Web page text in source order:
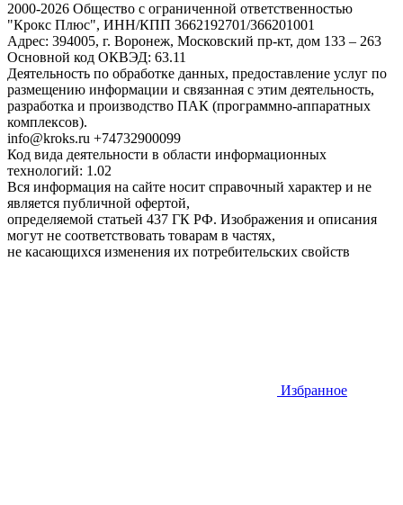
2000-2026 Общество с ограниченной ответственностью
"Крокс Плюс", ИНН/КПП 3662192701/366201001
Адрес: 394005, г. Воронеж, Московский пр-кт, дом 133 – 263
Основной код ОКВЭД: 63.11
Деятельность по обработке данных, предоставление услуг по
размещению информации и связанная с этим деятельность,
разработка и производство ПАК (программно-аппаратных
комплексов).
info@kroks.ru +74732900099
Код вида деятельности в области информационных
технологий: 1.02
Вся информация на сайте носит справочный характер и не
является публичной офертой,
определяемой статьей 437 ГК РФ. Изображения и описания
могут не соответствовать товарам в частях,
не касающихся изменения их потребительских свойств
Избранное